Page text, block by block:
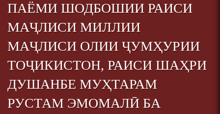
ПАЁМИ ШОДБОШИИ РАИСИ
МАҶЛИСИ МИЛЛИИ
МАҶЛИСИ ОЛИИ ҶУМҲУРИИ
ТОҶИКИСТОН, РАИСИ ШАҲРИ
ДУШАНБЕ МУҲТАРАМ
РУСТАМ ЭМОМАЛӢ БА
БА МУНОСИБАТИ
БУЗУРГДОШТИ РӮЗИ РӮДАКӢ